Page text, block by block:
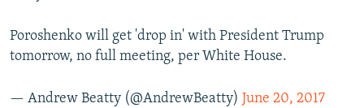
Poroshenko will get 'drop in' with President Trump
tomorrow, no full meeting, per White House.
— Andrew Beatty (@AndrewBeatty) June 20, 2017